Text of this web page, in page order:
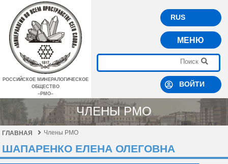
РОССИЙСКОЕ МИНЕРАЛОГИЧЕСКОЕ
ОБЩЕСТВО
–РМО–
RUS
МЕНЮ
ВОЙТИ
ЧЛЕНЫ РМО
ГЛАВНАЯ Члены РМО
ШАПАРЕНКО ЕЛЕНА ОЛЕГОВНА